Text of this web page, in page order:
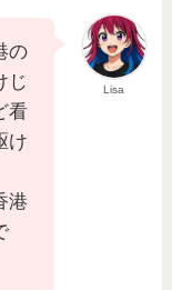
Lisa
の
じ
看
け
港